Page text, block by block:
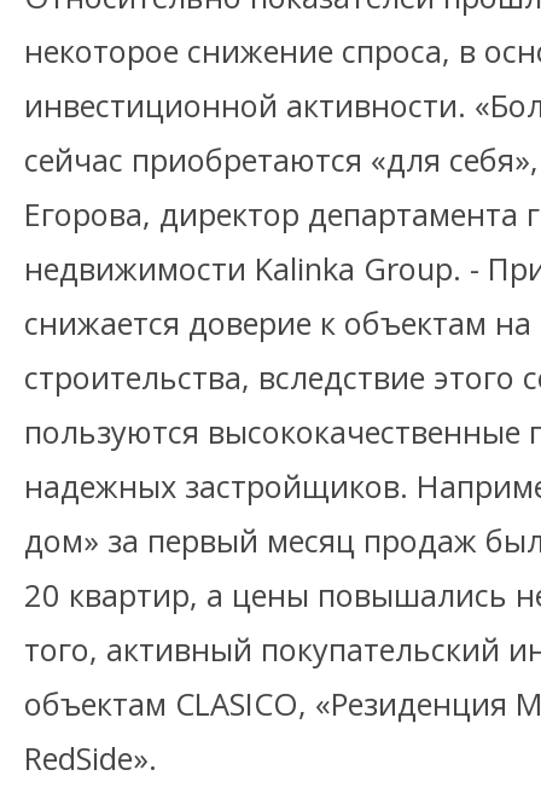
некоторое снижение спроса, в
инвестиционной активности.
сейчас приобретаются «для
Егорова, директор департамента
недвижимости Kalinka Group. -
снижается доверие к объектам
строительства, вследствие
пользуются высококачественные
надежных застройщиков.
дом» за первый месяц продаж
20 квартир, а цены повышались
того, активный покупательский
объектам CLASICO,
RedSide».